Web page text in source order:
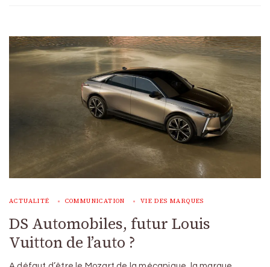
ACTUALITÉ COMMUNICATION VIE DES MARQUES
DS Automobiles, futur Louis
Vuitton de l’auto ?